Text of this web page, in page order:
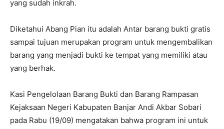
yang sudah inkrah.
Diketahui Abang Pian itu adalah Antar barang bukti gratis
sampai tujuan merupakan program untuk mengembalikan
barang yang menjadi bukti ke tempat yang memiliki atau
yang berhak.
Kasi Pengelolaan Barang Bukti dan Barang Rampasan
Kejaksaan Negeri Kabupaten Banjar Andi Akbar Sobari
pada Rabu (19/09) mengatakan bahwa program ini untuk